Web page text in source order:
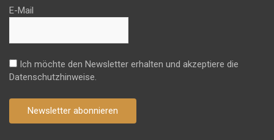
E-Mail
Ich möchte den Newsletter erhalten und akzeptiere die
Datenschutzhinweise.
Newsletter abonnieren